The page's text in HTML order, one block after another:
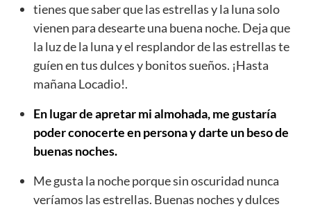
tienes que saber que las estrellas y la luna solo
vienen para desearte una buena noche. Deja que
la luz de la luna y el resplandor de las estrellas te
guíen en tus dulces y bonitos sueños. ¡Hasta
mañana Locadio!.
En lugar de apretar mi almohada, me gustaría
poder conocerte en persona y darte un beso de
buenas noches.
Me gusta la noche porque sin oscuridad nunca
veríamos las estrellas. Buenas noches y dulces